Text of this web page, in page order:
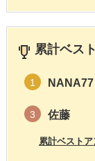
累計ベス
1 NANA77
3 佐藤
累計ベスト